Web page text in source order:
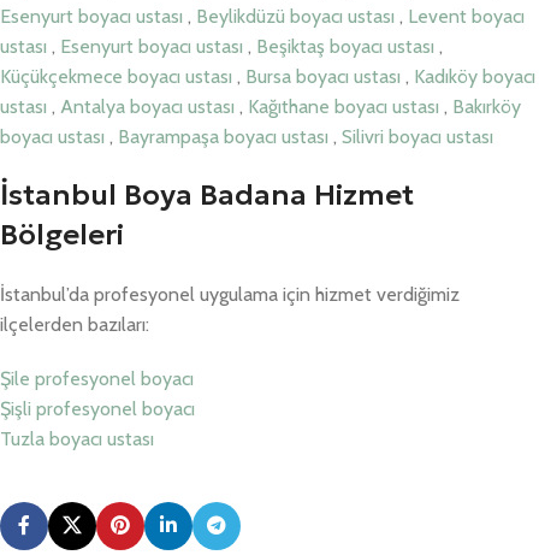
Esenyurt boyacı ustası , Beylikdüzü boyacı ustası , Levent boyacı
ustası , Esenyurt boyacı ustası , Beşiktaş boyacı ustası ,
Küçükçekmece boyacı ustası , Bursa boyacı ustası , Kadıköy boyacı
ustası , Antalya boyacı ustası , Kağıthane boyacı ustası , Bakırköy
boyacı ustası , Bayrampaşa boyacı ustası , Silivri boyacı ustası
İstanbul Boya Badana Hizmet
Bölgeleri
İstanbul’da profesyonel uygulama için hizmet verdiğimiz
ilçelerden bazıları:
Şile profesyonel boyacı
Şişli profesyonel boyacı
Tuzla boyacı ustası